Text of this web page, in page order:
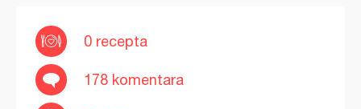
0 recepta
178 komentara